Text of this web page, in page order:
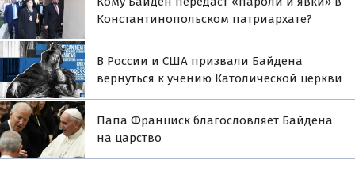
Константинопольском патриархате?
В России и США призвали Байдена
вернуться к учению Католической церкви
Папа Франциск благословляет Байдена
на царство